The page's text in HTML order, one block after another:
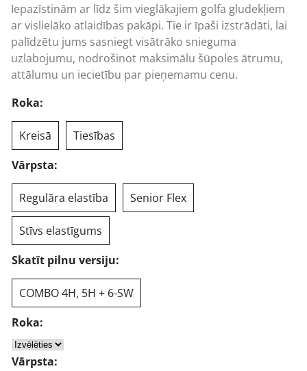
Iepazīstinām ar līdz šim vieglākajiem golfa gludekļiem
ar vislielāko atlaidības pakāpi. Tie ir īpaši izstrādāti, lai
palīdzētu jums sasniegt visātrāko snieguma
uzlabojumu, nodrošinot maksimālu šūpoles ātrumu,
attālumu un iecietību par pieņemamu cenu.
Roka:
Kreisā
Tiesības
Vārpsta:
Regulāra elastība Senior Flex
Stīvs elastīgums
Skatīt pilnu versiju:
COMBO 4H, 5H + 6-SW
Roka:
Vārpsta: